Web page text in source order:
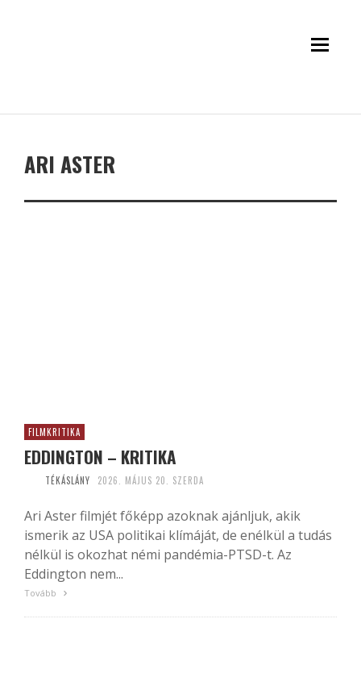
ARI ASTER
FILMKRITIKA
EDDINGTON – KRITIKA
TÉKÁSLÁNY 2026. MÁJUS 20. SZERDA
Ari Aster filmjét főképp azoknak ajánljuk, akik
ismerik az USA politikai klímáját, de enélkül a tudás
nélkül is okozhat némi pandémia-PTSD-t. Az
Eddington nem...
Tovább